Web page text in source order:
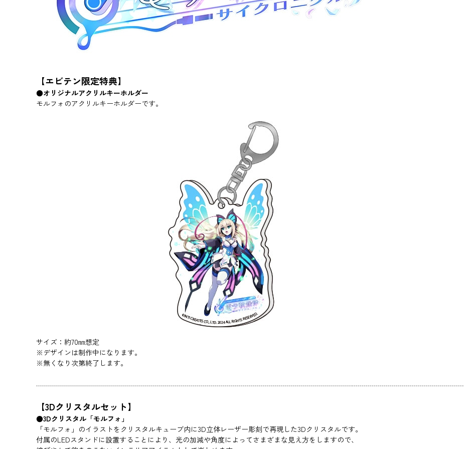
【エビテン限定特典】
●オリジナルアクリルキーホルダー
モルフォのアクリルキーホルダーです。
サイズ：約70㎜想定
※デザインは制作中になります。
※無くなり次第終了します。
【3Dクリスタルセット】
●3Dクリスタル「モルフォ」
「モルフォ」のイラストをクリスタルキューブ内に3D立体レーザー彫刻で再現した3Dクリスタルです。
付属のLEDスタンドに設置することにより、光の加減や角度によってさまざまな見え方をしますので、